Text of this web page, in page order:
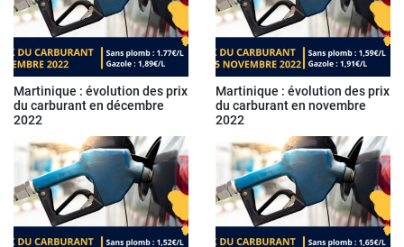
Martinique : évolution des prix
du carburant en décembre
2022
Martinique : évolution des prix
du carburant en novembre
2022